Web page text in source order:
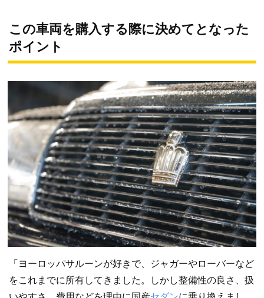
この車両を購入する際に決めてとなった
ポイント
「ヨーロッパサルーンが好きで、ジャガーやローバーなど
をこれまでに所有してきました。しかし整備性の良さ、扱